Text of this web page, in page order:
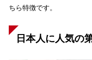
ちら特徴です。
日本人に人気の